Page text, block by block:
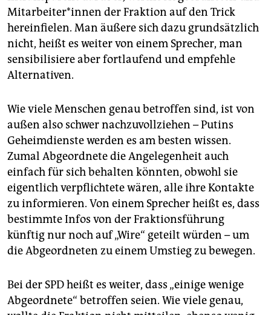
Mit­ar­bei­te­r*in­nen der Fraktion auf den Trick
hereinfielen. Man äußere sich dazu grundsätzlich
nicht, heißt es weiter von einem Sprecher, man
sensibilisiere aber fortlaufend und empfehle
Alternativen.
Wie viele Menschen genau betroffen sind, ist von
außen also schwer nachzuvollziehen – Putins
Geheimdienste werden es am besten wissen.
Zumal Abgeordnete die Angelegenheit auch
einfach für sich behalten könnten, obwohl sie
eigentlich verpflichtete wären, alle ihre Kontakte
zu informieren. Von einem Sprecher heißt es, dass
bestimmte Infos von der Fraktionsführung
künftig nur noch auf „Wire“ geteilt würden – um
die Abgeordneten zu einem Umstieg zu bewegen.
Bei der SPD heißt es weiter, dass „einige wenige
Abgeordnete“ betroffen seien. Wie viele genau,